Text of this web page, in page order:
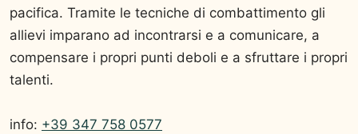
pacifica. Tramite le tecniche di combattimento gli
allievi imparano ad incontrarsi e a comunicare, a
compensare i propri punti deboli e a sfruttare i propri
talenti.
info: +39 347 758 0577